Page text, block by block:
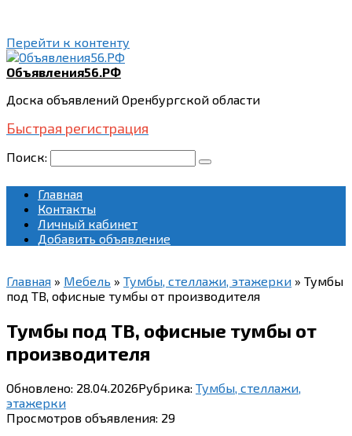
Перейти к контенту
Объявления56.РФ
Доска объявлений Оренбургской области
Быстрая регистрация
Поиск:
Главная
Контакты
Личный кабинет
Добавить объявление
Главная » Мебель » Тумбы, стеллажи, этажерки » Тумбы
под ТВ, офисные тумбы от производителя
Тумбы под ТВ, офисные тумбы от
производителя
Обновлено: 28.04.2026Рубрика: Тумбы, стеллажи,
этажерки
Просмотров объявления: 29